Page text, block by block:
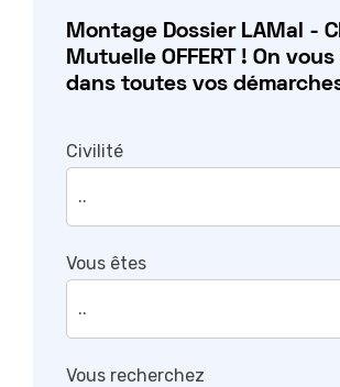
Montage Dossier LAMal -
Mutuelle OFFERT ! On
dans toutes vos
Civilité
Vous êtes
Vous recherchez